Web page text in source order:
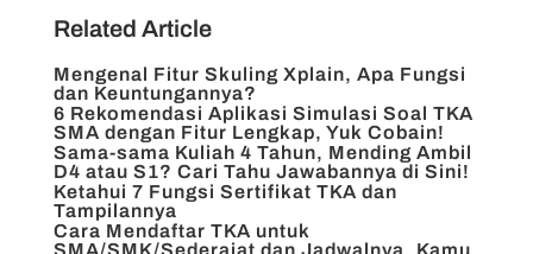
Related Article
Mengenal Fitur Skuling Xplain, Apa Fungsi
dan Keuntungannya?
6 Rekomendasi Aplikasi Simulasi Soal TKA
SMA dengan Fitur Lengkap, Yuk Cobain!
Sama-sama Kuliah 4 Tahun, Mending Ambil
D4 atau S1? Cari Tahu Jawabannya di Sini!
Ketahui 7 Fungsi Sertifikat TKA dan
Tampilannya
Cara Mendaftar TKA untuk
SMA/SMK/Sederajat dan Jadwalnya, Kamu